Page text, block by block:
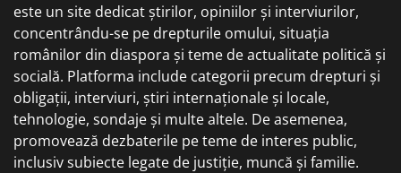
este un site dedicat știrilor, opiniilor și interviurilor,
concentrându-se pe drepturile omului, situația
românilor din diaspora și teme de actualitate politică și
socială. Platforma include categorii precum drepturi și
obligații, interviuri, știri internaționale și locale,
tehnologie, sondaje și multe altele. De asemenea,
promovează dezbaterile pe teme de interes public,
inclusiv subiecte legate de justiție, muncă și familie.